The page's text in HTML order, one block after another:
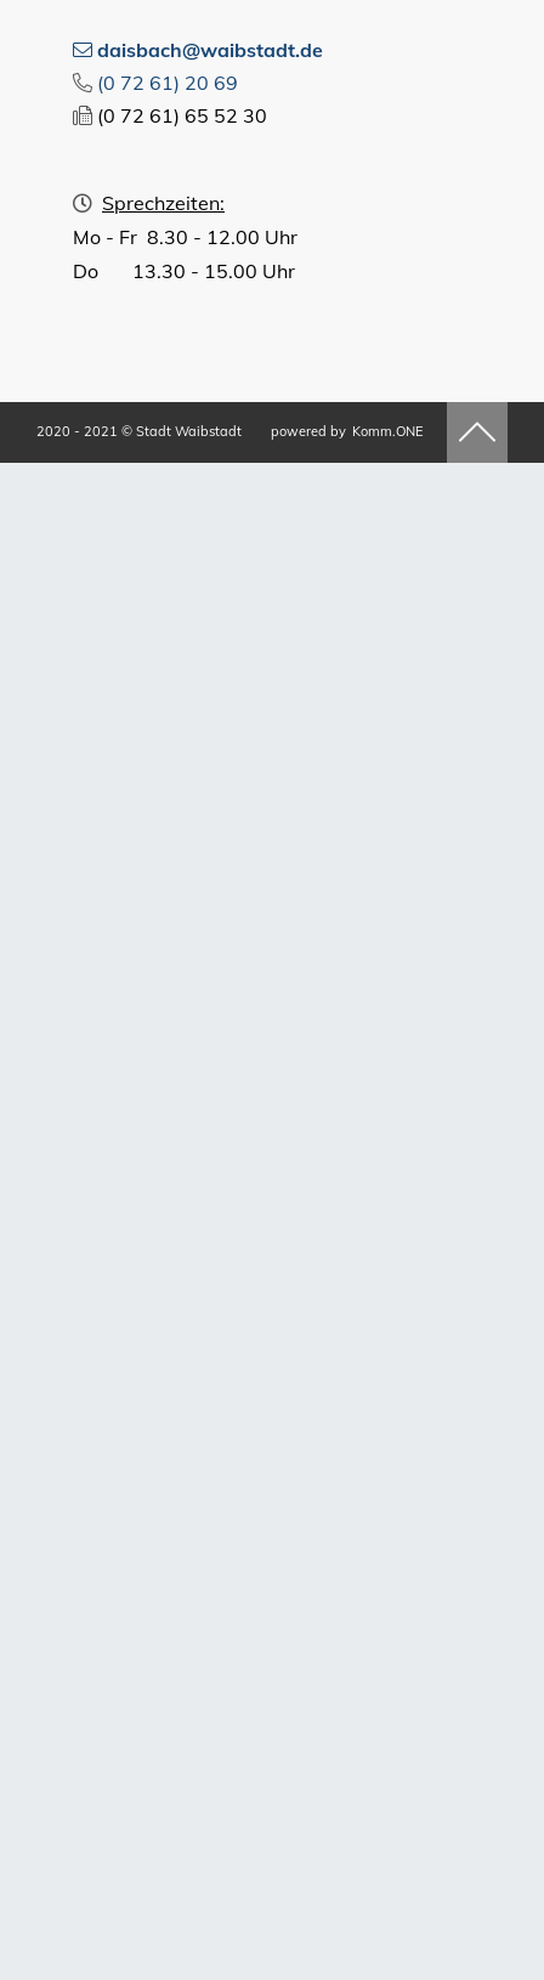
daisbach@waibstadt.de
(0 72 61) 20 69
(0 72 61) 65 52 30
Sprechzeiten:
Mo - Fr 8.30 - 12.00 Uhr
Do 13.30 - 15.00 Uhr
2020 - 2021 © Stadt Waibstadt powered by Komm.ONE